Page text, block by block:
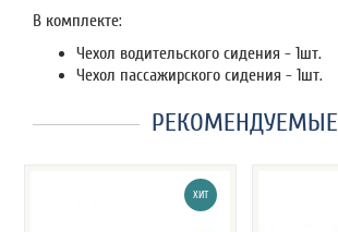
В комплекте:
Чехол водительского сидения - 1шт.
Чехол пассажирского сидения - 1шт.
РЕКОМЕНДУЕМЫЕ
ХИТ